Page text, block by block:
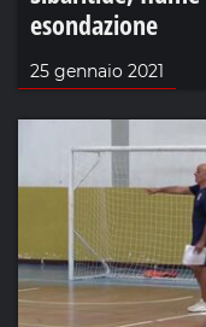
esondazione
25 gennaio 2021